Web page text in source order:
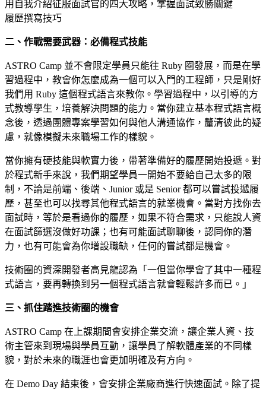
用自我介紹征服面試官的四大攻略，掌握面試致勝關鍵
履歷撰寫技巧
二、作戰需要武器：必備程式技能
ASTRO Camp 並不會限定學員只能往 Ruby 圈發展，而是在學
習過程中，教會你怎麼成為一個可以入門的工程師，只是剛好
我們用 Ruby 這個程式語言來教你。學習過程中，以引導的方
式教導學生，培養解決問題的能力。當你建立基本程式語言概
念後，透過團體專案學習如何與他人溝通協作，釐清彼此的疑
慮，就像模擬未來職場工作的樣貌。
當你擁有硬技能與軟實力後，帶著準備好的履歷開始投遞。對
於程式新手來說，我們期望學員一開始不要給自己太多的限
制，不論是前端、後端、Junior 或是 Senior 都可以嘗試投遞履
歷，甚至也可以找尋其他程式語言的就業機會。當對方找你去
面試時，等於是看過你的履歷，如果不符合需求，只能說人資
在面試篩選沒做好功課；也有可能面試聊聊後，認同你的潛
力，也有可能會為你增設職缺，任何的嘗試都是機會。
技術圈的資深開發者高見龍認為「一但當你學會了其中一種程
式語言，要再轉換到另一個程式語言就會輕鬆許多而已。」
三、抓住踏進技術圈的機會
ASTRO Camp 在上課期間會安排企業交流，讓企業人資、技
術主管來到現場與學員互動，讓學員了解軟體產業的不同樣
貌，對於未來的職涯也會更加明確及有方向。
在 Demo Day 結束後，會安排企業廠商進行快速面試。除了提